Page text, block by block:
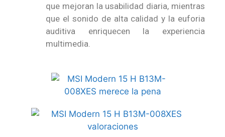
que mejoran la usabilidad diaria, mientras
que el sonido de alta calidad y la euforia
auditiva enriquecen la experiencia
multimedia.